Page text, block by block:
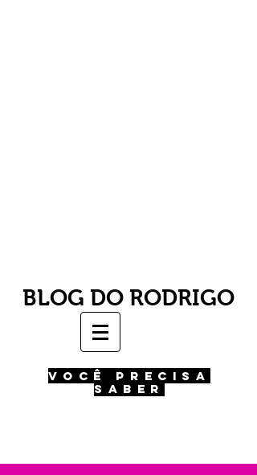
BLOG DO RODRIGO
VOCÊ PRECISA
SABER